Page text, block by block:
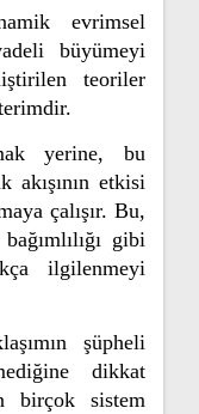
evrimsel
büyümeyi
teoriler
yerine, bu
etkisi
çalışır. Bu,
gibi
ilgilenmeyi
şüpheli
dikkat
birçok sistem